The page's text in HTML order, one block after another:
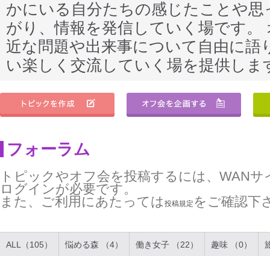
かにいる自分たちの感じたことや
がり、情報を発信していく場です
近な問題や出来事について自由に
い楽しく交流していく場を提供しま
フォーラム
トピックやオフ会を投稿するには、WAN
ログインが必要です。
また、ご利用にあたっては 投稿規定 をご確認下
ALL（105） 悩める森 （4） 働き女子 （22） 趣味 （0）